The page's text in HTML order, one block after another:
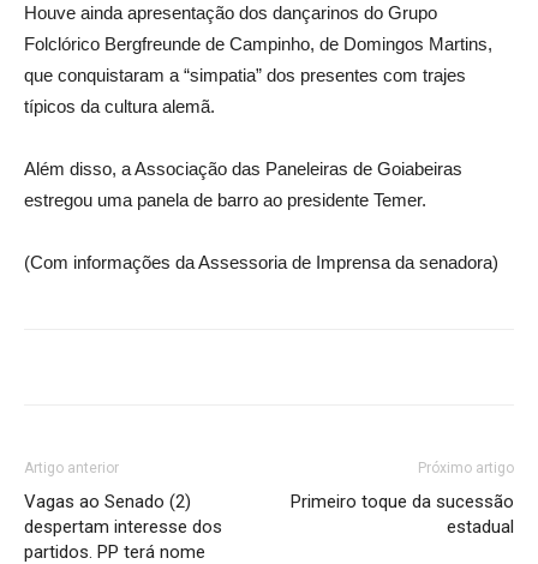
Houve ainda apresentação dos dançarinos do Grupo
Folclórico Bergfreunde de Campinho, de Domingos Martins,
que conquistaram a “simpatia” dos presentes com trajes
típicos da cultura alemã.
Além disso, a Associação das Paneleiras de Goiabeiras
estregou uma panela de barro ao presidente Temer.
(Com informações da Assessoria de Imprensa da senadora)
Artigo anterior
Vagas ao Senado (2)
despertam interesse dos
partidos. PP terá nome
Próximo artigo
Primeiro toque da sucessão
estadual